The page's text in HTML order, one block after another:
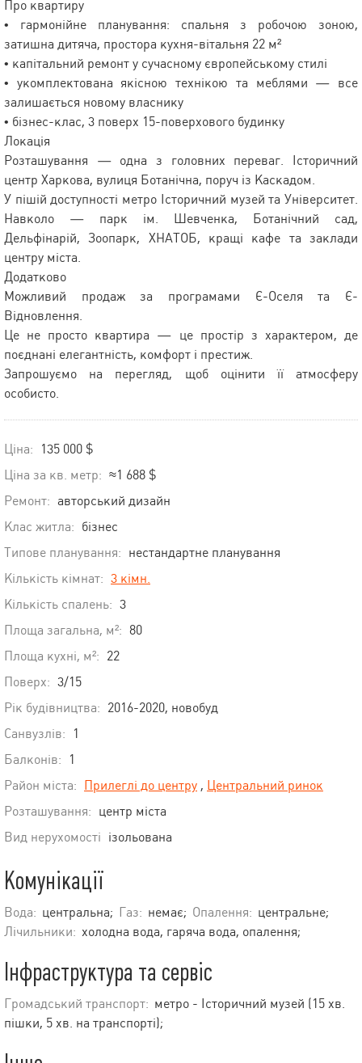
Про квартиру
• гармонійне планування: спальня з робочою зоною,
затишна дитяча, простора кухня-вітальня 22 м²
• капітальний ремонт у сучасному європейському стилі
• укомплектована якісною технікою та меблями — все
залишається новому власнику
• бізнес-клас, 3 поверх 15-поверхового будинку
Локація
Розташування — одна з головних переваг. Історичний
центр Харкова, вулиця Ботанічна, поруч із Каскадом.
У пішій доступності метро Історичний музей та Університет.
Навколо — парк ім. Шевченка, Ботанічний сад,
Дельфінарій, Зоопарк, ХНАТОБ, кращі кафе та заклади
центру міста.
Додатково
Можливий продаж за програмами Є-Оселя та Є-
Відновлення.
Це не просто квартира — це простір з характером, де
поєднані елегантність, комфорт і престиж.
Запрошуємо на перегляд, щоб оцінити її атмосферу
особисто.
Ціна:
135 000 $
Ціна за кв. метр: ≈1 688 $
Ремонт: авторський дизайн
Клас житла: бізнес
Типове планування: нестандартне планування
Кількість кімнат: 3 кімн.
Кількість спалень: 3
Площа загальна, м²: 80
Площа кухні, м²: 22
Поверх: 3/15
Рік будівництва: 2016-2020, новобуд
Санвузлів:
1
Балконів:
1
Район міста: Прилеглі до центру , Центральний ринок
Розташування: центр міста
Вид нерухомості ізольована
Комунікації
Вода: центральна; Газ: немає; Опалення: центральне;
Лічильники: холодна вода, гаряча вода, опалення;
Інфраструктура та сервіс
Громадський транспорт: метро - Історичний музей (15 хв.
пішки, 5 хв. на транспорті);